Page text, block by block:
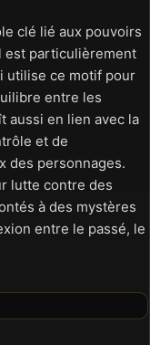
clé lié aux pouvoirs
est particulièrement
utilise ce motif pour
entre les
aussi en lien avec la
et de
des personnages.
lutte contre des
à des mystères
entre le passé, le